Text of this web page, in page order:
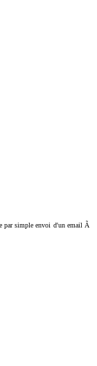
par simple envoi d'un email Ã